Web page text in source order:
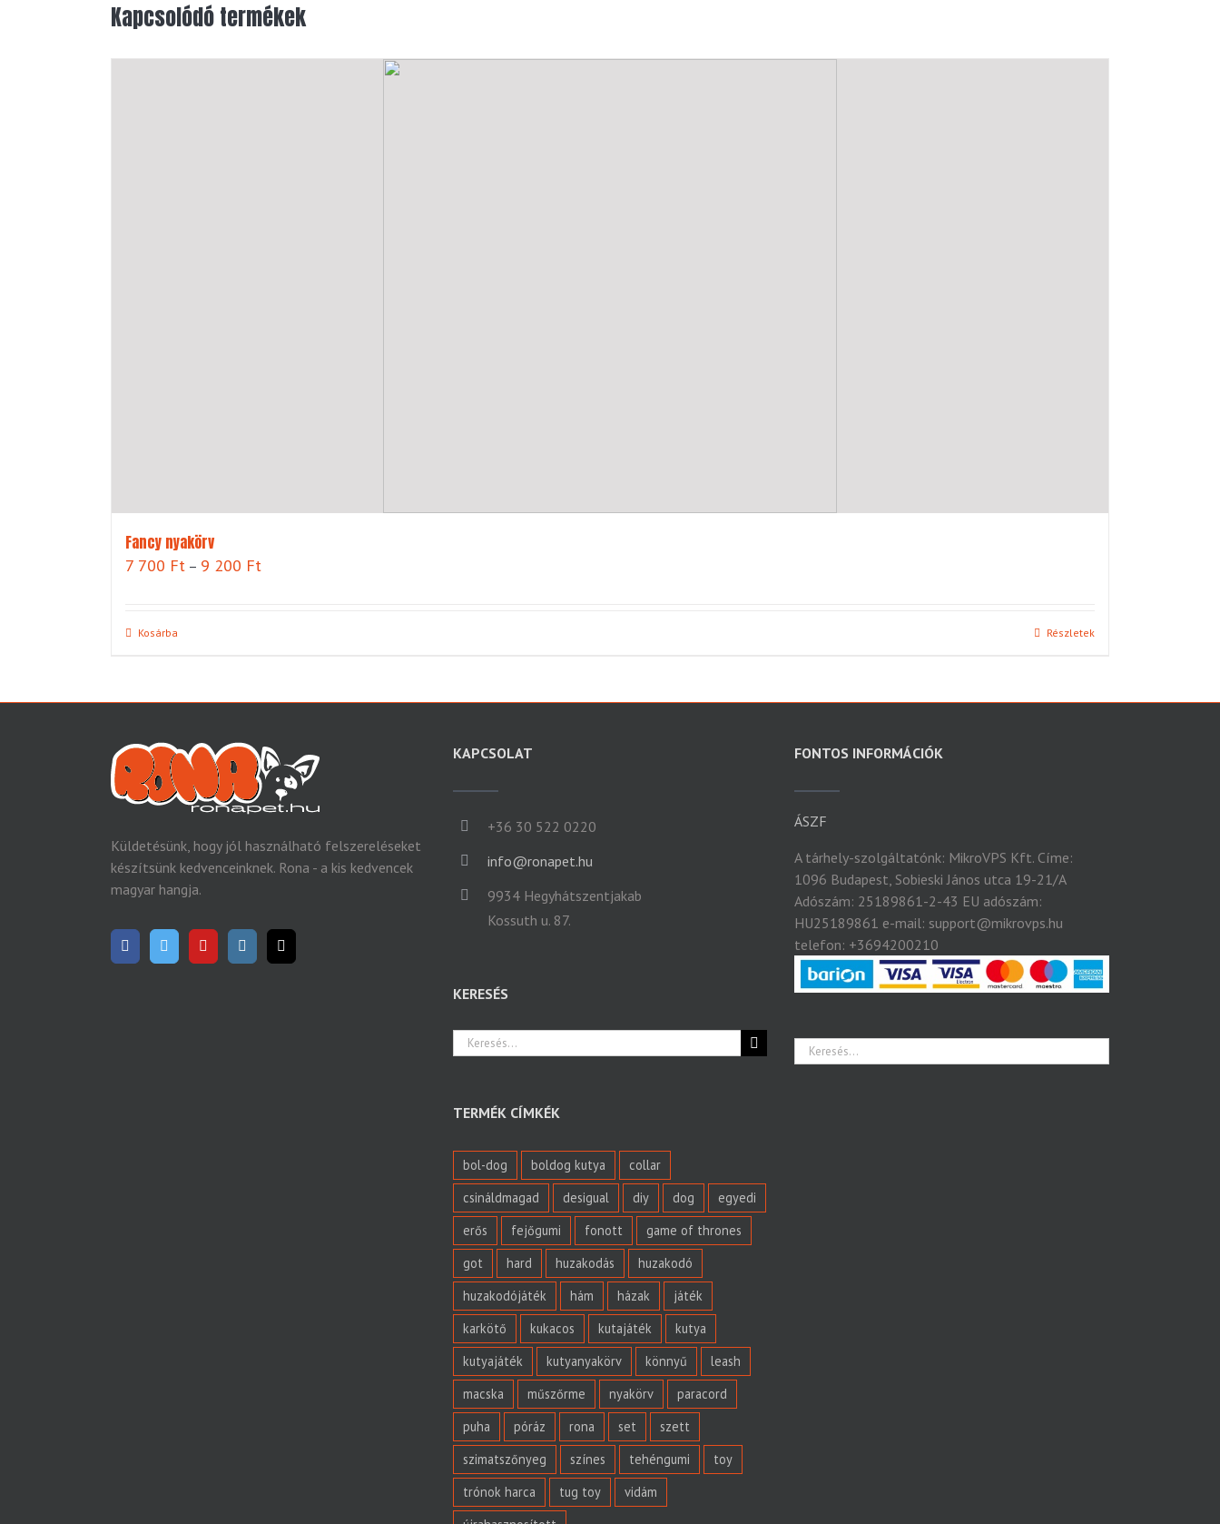
Kapcsolódó termékek
Fancy nyakörv
7 700 Ft – 9 200 Ft
Kosárba Részletek
Küldetésünk, hogy jól használható felszereléseket
készítsünk kedvenceinknek. Rona - a kis kedvencek
magyar hangja.
KAPCSOLAT
+36 30 522 0220
info@ronapet.hu
9934 Hegyhátszentjakab
Kossuth u. 87.
KERESÉS
Keresés...
TERMÉK CÍMKÉK
bol-dog boldog kutya
collar
csináldmagad
desigual diy dog
egyedi
erős
fejőgumi fonott
game of thrones
got
hard huzakodás
huzakodó
huzakodójáték
hám házak
játék
karkötő
kukacos kutajáték
kutya
kutyajáték
kutyanyakörv könnyű
leash
macska
műszőrme nyakörv
paracord
puha
póráz rona set
szett
szimatszőnyeg
színes tehéngumi
toy
trónok harca
tug toy
vidám
FONTOS INFORMÁCIÓK
ÁSZF
A tárhely-szolgáltatónk: MikroVPS Kft. Címe:
1096 Budapest, Sobieski János utca 19-21/A
Adószám: 25189861-2-43 EU adószám:
HU25189861 e-mail: support@mikrovps.hu
telefon: +3694200210